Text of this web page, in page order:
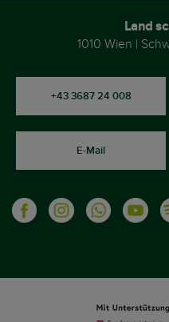
Land
1010 Wien |
+43 3687 24 008
E-Mail